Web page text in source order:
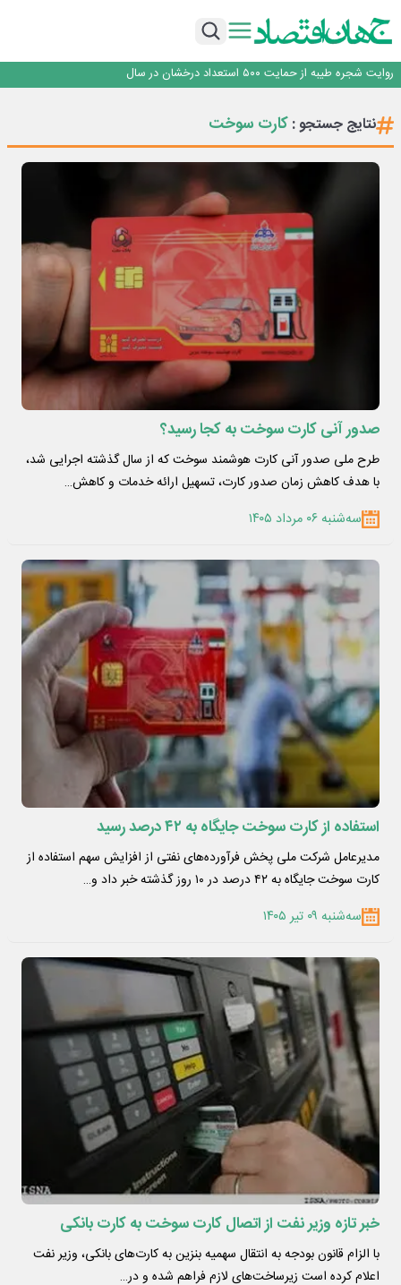
کنترل و ماژول وایرلس بومی‌سازی شده جرثقیل‌های فولاد هرمزگان، جایگزین نمونه
خارجی
روزنامه ۱۹ مرداد
روایت شجره طیبه از حمایت ۵۰۰ استعداد درخشان در سال
با آزمون موفقیت‌آمیز بیش از یک سال بهره‌برداری و بدون خرابی حاصل شد؛ ریموت
کنترل و ماژول وایرلس بومی‌سازی شده جرثقیل‌های فولاد هرمزگان، جایگزین نمونه
خارجی
روزنامه ۱۹ مردادنتایج جستجو :کارت سوخت
صدور آنی کارت سوخت به کجا رسید؟
طرح ملی صدور آنی کارت هوشمند سوخت که از سال گذشته اجرایی شد،
با هدف کاهش زمان صدور کارت، تسهیل ارائه خدمات و کاهش…
سه‌شنبه ۰۶ مرداد ۱۴۰۵
استفاده از کارت سوخت جایگاه به ۴۲ درصد رسید
مدیرعامل شرکت ملی پخش فرآورده‌های نفتی از افزایش سهم استفاده از
کارت سوخت جایگاه به ۴۲ درصد در ۱۰ روز گذشته خبر داد و…
سه‌شنبه ۰۹ تیر ۱۴۰۵
خبر تازه وزیر نفت از اتصال کارت سوخت به کارت بانکی
با الزام قانون بودجه به انتقال سهمیه بنزین به کارت‌های بانکی، وزیر نفت
اعلام کرده است زیرساخت‌های لازم فراهم شده و در…